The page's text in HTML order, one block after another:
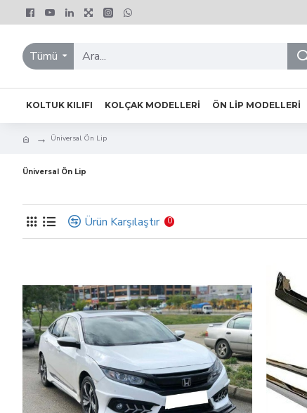
Tümü
KOLTUK KILIFI KOLÇAK MODELLERI ÖN LIP MODELLERI
Üniversal Ön Lip
Üniversal Ön Lip
Ürün Karşılaştır 0